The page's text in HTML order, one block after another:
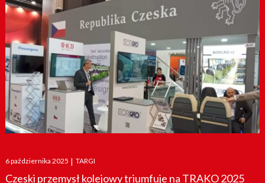
Posted
on
6 października 2025 | TARGI
Czeski przemysł kolejowy triumfuje na TRAKO 2025